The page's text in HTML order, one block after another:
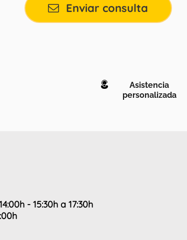
Enviar consulta
Asistencia
personalizada
- 15:30h a 17:30h